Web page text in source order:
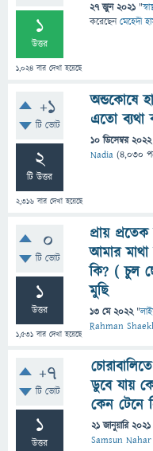
1
উত্তর
1,024 বার দেখা হয়েছে
27 জুন 2021 "
করেছেনমেহেদী
+1
টি ভোট
2
টি উত্তর
2,316 বার দেখা হয়েছে
অন্ডকোষে
এতো ব্যথা
10 ডিসেম্বর 2022
Nadia (4,030
0
টি ভোট
1
উত্তর
1,531 বার দেখা হয়েছে
প্রায়
আমার
কি? ( চুল
মুছি
13 মে 2022 "
Rahman
+7
টি ভোট
1
উত্তর
ডুবে যায়
কেন টেনে
21 জানুয়ারি 2021
Samsun